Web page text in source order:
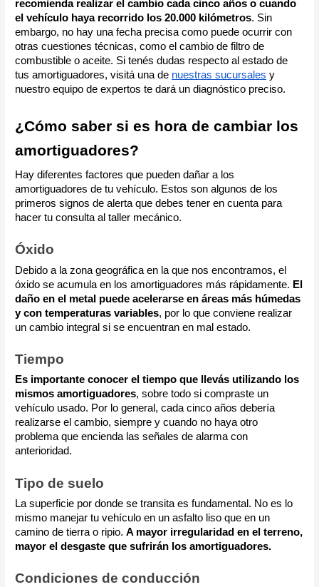
recomienda realizar el cambio cada cinco años o cuando
el vehículo haya recorrido los 20.000 kilómetros. Sin
embargo, no hay una fecha precisa como puede ocurrir con
otras cuestiones técnicas, como el cambio de filtro de
combustible o aceite. Si tenés dudas respecto al estado de
tus amortiguadores, visitá una de nuestras sucursales y
nuestro equipo de expertos te dará un diagnóstico preciso.
¿Cómo saber si es hora de cambiar los
amortiguadores?
Hay diferentes factores que pueden dañar a los
amortiguadores de tu vehículo. Estos son algunos de los
primeros signos de alerta que debes tener en cuenta para
hacer tu consulta al taller mecánico.
Óxido
Debido a la zona geográfica en la que nos encontramos, el
óxido se acumula en los amortiguadores más rápidamente. El
daño en el metal puede acelerarse en áreas más húmedas
y con temperaturas variables, por lo que conviene realizar
un cambio integral si se encuentran en mal estado.
Tiempo
Es importante conocer el tiempo que llevás utilizando los
mismos amortiguadores, sobre todo si compraste un
vehículo usado. Por lo general, cada cinco años debería
realizarse el cambio, siempre y cuando no haya otro
problema que encienda las señales de alarma con
anterioridad.
Tipo de suelo
La superficie por donde se transita es fundamental. No es lo
mismo manejar tu vehículo en un asfalto liso que en un
camino de tierra o ripio.A mayor irregularidad en el terreno,
mayor el desgaste que sufrirán los amortiguadores.
Condiciones de conducción